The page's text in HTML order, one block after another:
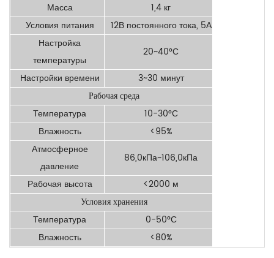
Масса
1,4 кг
Условия питания
12В постоянного тока, 5А
Настройка
температуры
20~40°С
Настройки времени
3~30 минут
Рабочая среда
Температура
10-30°С
Влажность
<95%
Атмосферное
давление
86,0кПа~106,0кПа
Рабочая высота
<2000 м
Условия хранения
Температура
0-50°С
Влажность
<80%